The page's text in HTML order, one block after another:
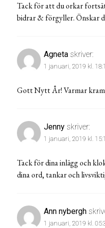
Tack för att du orkar
bidrar & förgyller. Önskar
Agneta skriver:
1 januari, 2019 kl.
Gott Nytt År! Varmar
Jenny skriver:
1 januari, 2019 kl.
Tack för dina inlägg och
dina ord, tankar och
Ann nybergh
1 januari, 2019 kl.